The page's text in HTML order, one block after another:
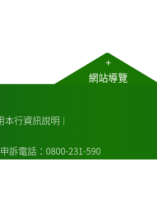
+
網站導覽
本行資訊說明 ｜
訴電話：0800-231-590